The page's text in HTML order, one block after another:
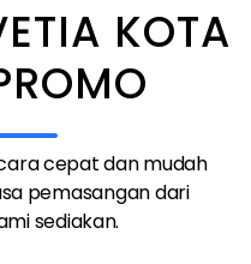
KOTA
cepat dan mudah
pemasangan dari
sediakan.